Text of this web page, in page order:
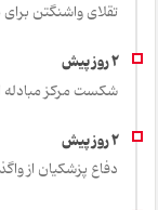
تقلای واشنگتن برای
شکست مرکز مبادله
دفاع پزشکیان از